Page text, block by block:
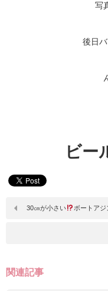
写
後日
ビー
30㎝が小さい ボートアジ
関連記事